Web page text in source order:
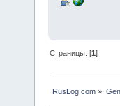
Страницы: [1]
RusLog.com »